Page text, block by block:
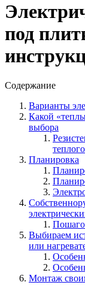
под
Содержание
Варианты
Какой
выбора
Планировка
Выбираем
или
Монтаж